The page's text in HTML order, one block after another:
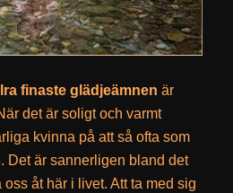
finaste glädjeämnen är
det är soligt och varmt
kvinna på att så ofta som
Det är sannerligen bland det
åt här i livet. Att ta med sig